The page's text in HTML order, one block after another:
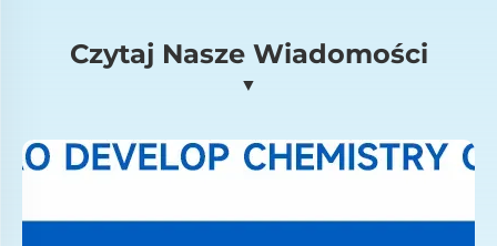
Czytaj Nasze Wiadomości
▼